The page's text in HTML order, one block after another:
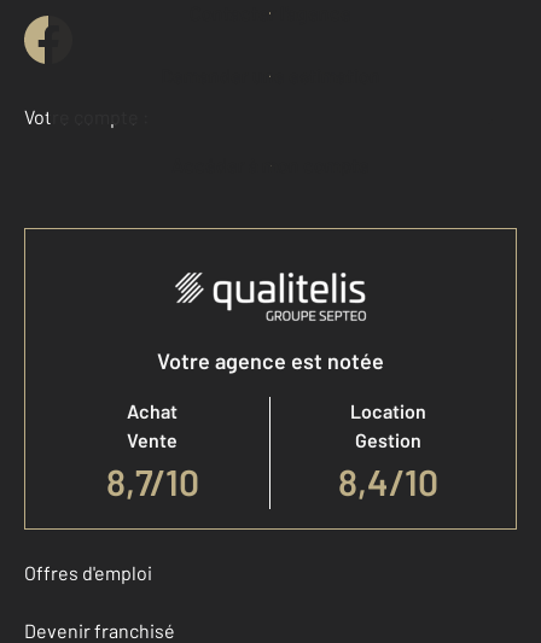
Contacter l'agence
Demander une estimation
Votre compte :
Accéder à mon compte
Votre agence est notée
Achat
Vente
8,7/10
Location
Gestion
8,4/10
Offres d'emploi
Devenir franchisé